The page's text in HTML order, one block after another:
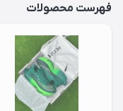
فهرست محصولات